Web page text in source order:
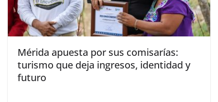
Mérida apuesta por sus comisarías:
turismo que deja ingresos, identidad y
futuro